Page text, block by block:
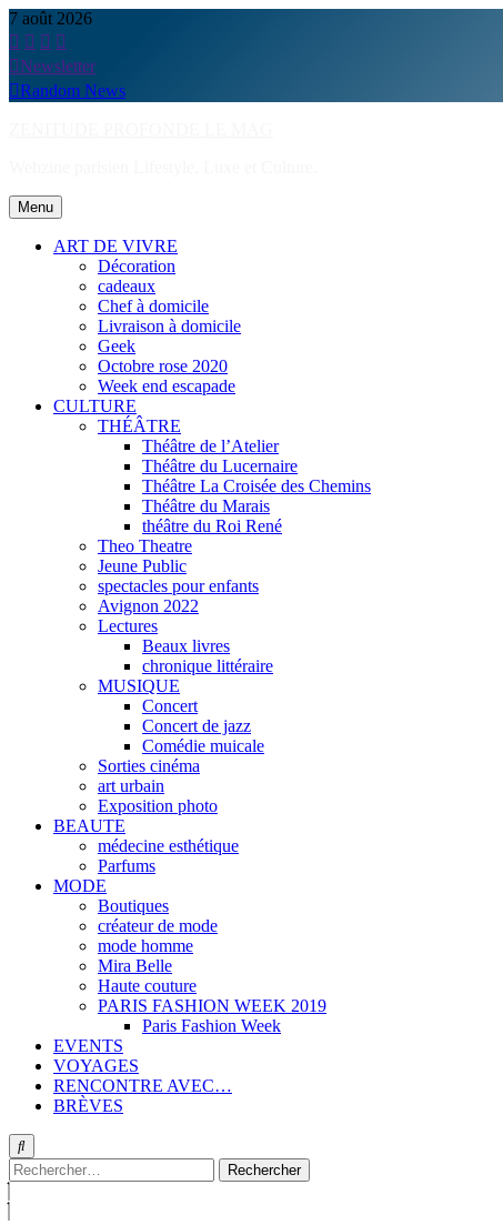
Skip
to
content
7 août 2026
Newsletter
Random News
Menu
ART DE VIVRE
Décoration
cadeaux
Chef à domicile
Livraison à domicile
Geek
Octobre rose 2020
Week end escapade
CULTURE
THÉÂTRE
Théâtre de l’Atelier
Théâtre du Lucernaire
Théâtre La Croisée des Chemins
Théâtre du Marais
théâtre du Roi René
Theo Theatre
Jeune Public
spectacles pour enfants
Avignon 2022
Lectures
Beaux livres
chronique littéraire
MUSIQUE
Concert
Concert de jazz
Comédie muicale
Sorties cinéma
art urbain
Exposition photo
BEAUTE
médecine esthétique
Parfums
MODE
Boutiques
créateur de mode
mode homme
Mira Belle
Haute couture
PARIS FASHION WEEK 2019
Paris Fashion Week
EVENTS
VOYAGES
RENCONTRE AVEC…
BRÈVES
Rechercher :